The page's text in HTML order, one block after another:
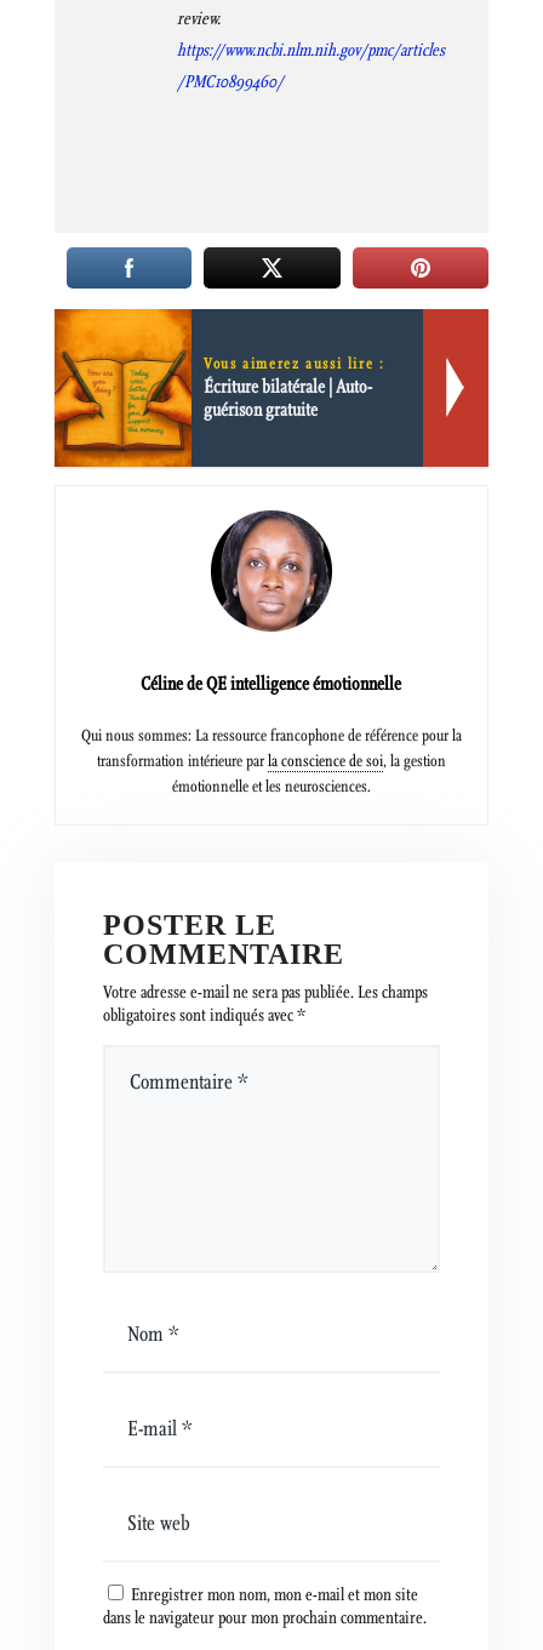
review.
https://www.ncbi.nlm.nih.gov/pmc/articles
/PMC10899460/
Vous aimerez aussi lire :
Écriture bilatérale | Auto-
guérison gratuite
Céline de QE intelligence émotionnelle
Qui nous sommes: La ressource francophone de référence pour la
transformation intérieure parla conscience de soi, la gestion
émotionnelle et les neurosciences.
POSTER LE
COMMENTAIRE
Votre adresse e-mail ne sera pas publiée.Les champs
obligatoires sont indiqués avec*
Enregistrer mon nom, mon e-mail et mon site
dans le navigateur pour mon prochain commentaire.